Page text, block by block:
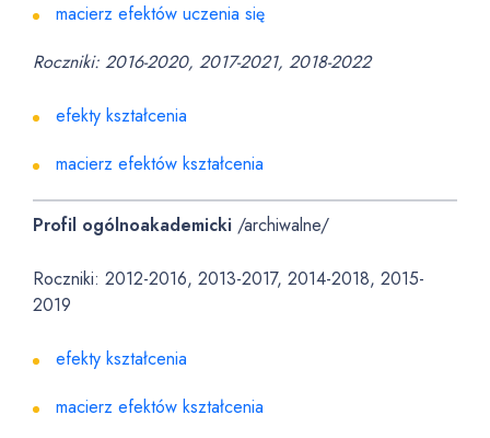
macierz efektów uczenia się
Roczniki: 2016-2020, 2017-2021, 2018-2022
efekty kształcenia
macierz efektów kształcenia
Profil ogólnoakademicki /archiwalne/
Roczniki: 2012-2016, 2013-2017, 2014-2018, 2015-
2019
efekty kształcenia
macierz efektów kształcenia